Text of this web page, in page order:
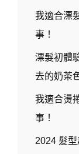
我適合漂
事！
漂髮初體
去的奶茶
我適合燙
事！
2024 髮